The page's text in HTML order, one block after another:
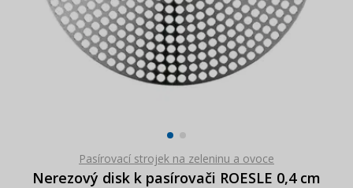
Pasírovací strojek na zeleninu a ovoce
Nerezový disk k pasírovači ROESLE 0,4 cm